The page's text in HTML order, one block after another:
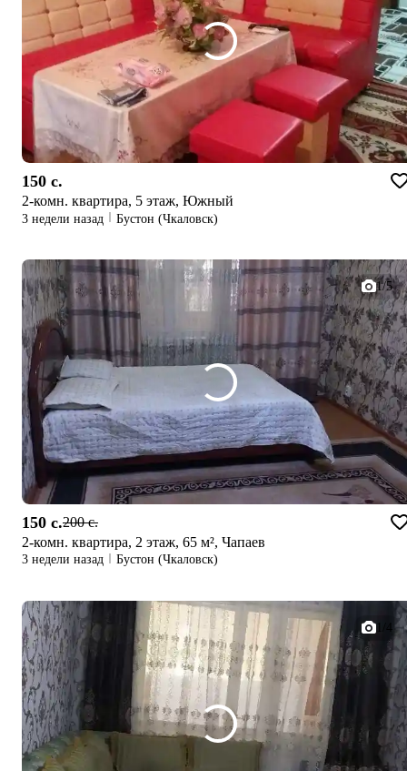
150 c.
2-комн. квартира, 5 этаж, Южный
3 недели назад Бустон (Чкаловск)
1/5
150 c.200 c.
2-комн. квартира, 2 этаж, 65 м², Чапаев
3 недели назад Бустон (Чкаловск)